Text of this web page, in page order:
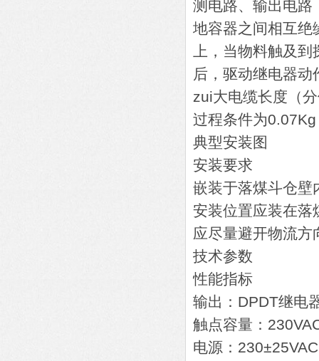
测电路、输出电路
地容器之间相互绝
上，当物料触及到
后，驱动继电器动
zui大电缆长度（
过程条件为
典型安装图
安装要求
嵌装于落煤斗仓壁
安装位置应装在落
应尽量避开物流方
技术参数
性能指标
输出：DPDT继电
触点容量：
电源：